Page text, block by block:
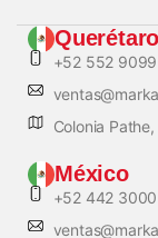
Querétaro
+52 552
Colonia
México
+52 442